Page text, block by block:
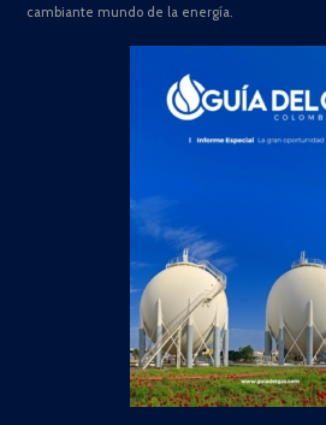
cambiante mundo de la energía.